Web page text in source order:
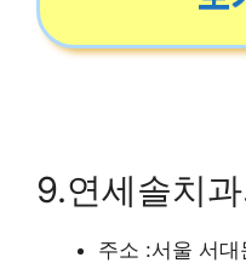
9.연세솔치
주소 :서울 서